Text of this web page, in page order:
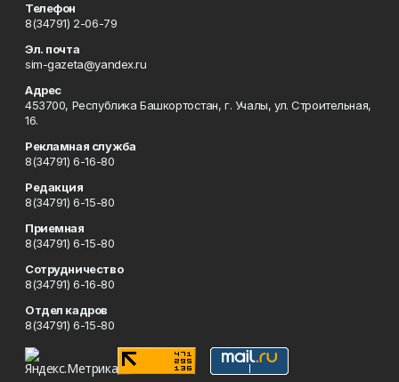
Телефон
8(34791) 2-06-79
Эл. почта
sim-gazeta@yandex.ru
Адрес
453700, Республика Башкортостан, г. Учалы, ул. Строительная,
16.
Рекламная служба
8(34791) 6-16-80
Редакция
8(34791) 6-15-80
Приемная
8(34791) 6-15-80
Сотрудничество
8(34791) 6-16-80
Отдел кадров
8(34791) 6-15-80